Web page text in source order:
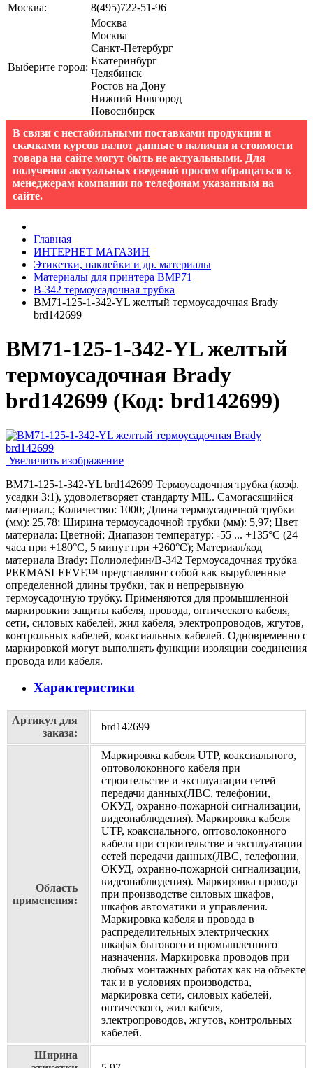
Москва: 8(495)722-51-96
Выберите город:
Москва
Москва
Санкт-Петербург
Екатеринбург
Челябинск
Ростов на Дону
Нижний Новгород
Новосибирск
В связи с нестабильными поставками продукции и
скачками курсов валют данные о наличии и стоимости
товара на сайте могут быть не актуальными. Для
получения актуальных сведений просим обращаться к
менеджерам компании по телефонам указанным на
сайте.
Главная
ИНТЕРНЕТ МАГАЗИН
Этикетки, наклейки и др. материалы
Материалы для принтера BMP71
B-342 термоусадочная трубка
BM71-125-1-342-YL желтый термоусадочная Brady
brd142699
BM71-125-1-342-YL желтый
термоусадочная Brady
brd142699 (Код: brd142699)
Увеличить изображение
BM71-125-1-342-YL brd142699 Термоусадочная трубка (коэф.
усадки 3:1), удоволетворяет стандарту MIL. Самогасящийся
материал.; Количество: 1000; Длина термоусадочной трубки
(мм): 25,78; Ширина термоусадочной трубки (мм): 5,97; Цвет
материала: Цветной; Диапазон температур: -55 ... +135°С (24
часа при +180°С, 5 минут при +260°С); Материал/код
материала Brady: Полиолефин/В-342 Термоусадочная трубка
PERMASLEEVE™ представляют собой как вырубленные
определенной длины трубки, так и непрерывную
термоусадочную трубку. Применяются для промышленной
маркировкии защиты кабеля, провода, оптического кабеля,
сети, силовых кабелей, жил кабеля, электропроводов, жгутов,
контрольных кабелей, коаксиальных кабелей. Одновременно с
маркировкой могут выполнять функции изоляции соединения
провода или кабеля.
Характеристики
Артикул для
заказа:
brd142699
Область
применения:
Маркировка кабеля UTP, коаксиального,
оптоволоконного кабеля при
строительстве и эксплуатации сетей
передачи данных(ЛВС, телефонии,
ОКУД, охранно-пожарной сигнализации,
видеонаблюдения). Маркировка кабеля
UTP, коаксиального, оптоволоконного
кабеля при строительстве и эксплуатации
сетей передачи данных(ЛВС, телефонии,
ОКУД, охранно-пожарной сигнализации,
видеонаблюдения). Маркировка провода
при производстве силовых шкафов,
шкафов автоматики и управления.
Маркировка кабеля и провода в
распределительных электрических
шкафах бытового и промышленного
назначения. Маркировка проводов при
любых монтажных работах как на объекте
так и в условиях производства,
маркировка сети, силовых кабелей,
оптического, жил кабеля,
электропроводов, жгутов, контрольных
кабелей.
Ширина